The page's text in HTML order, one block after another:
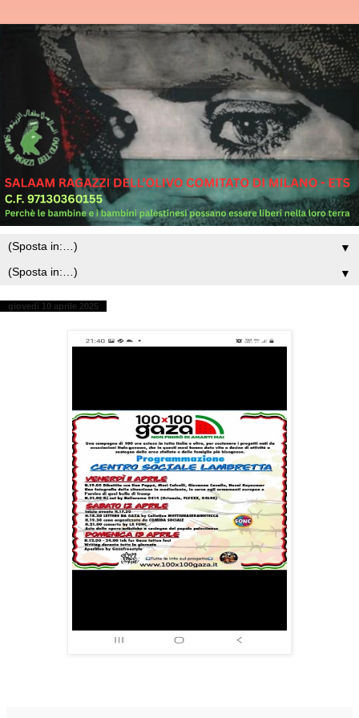
▼
▼
giovedì 10 aprile 2025